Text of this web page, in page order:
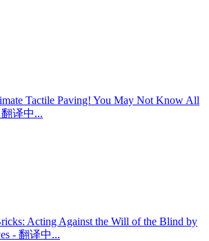
Tactile Paving! You May Not Know All
翻译中...
Acting Against the Will of the Blind by
- 翻译中...